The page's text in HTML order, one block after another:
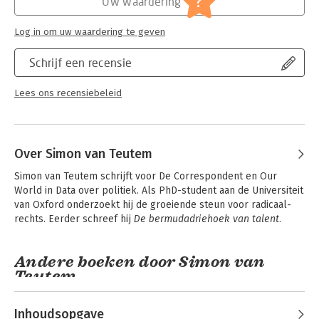
Schrijf een recensie
Lees ons recensiebeleid
Log in om uw waardering te geven
Over Simon van Teutem
Simon van Teutem schrijft voor De Correspondent en Our
World in Data over politiek. Als PhD-student aan de Universiteit
van Oxford onderzoekt hij de groeiende steun voor radicaal-
rechts. Eerder schreef hij De bermudadriehoek van talent.
Andere boeken door Simon van
Teutem
Inhoudsopgave